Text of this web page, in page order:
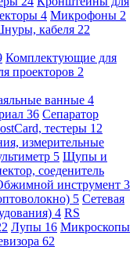
4 Микрофоны 2
кабеля 22
Комплектующие для
проекторов 2
ванные 4
36 Сепаратор
тестеры 12
измерительные
5 Щупы и
соеденитель
инструмент 3
5 Сетевая
4 RS
Лупы 16 Микроскопы
62